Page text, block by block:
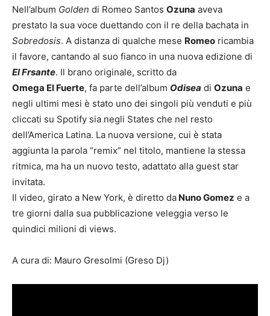
Nell’album Golden di Romeo Santos Ozuna aveva
prestato la sua voce duettando con il re della bachata in
Sobredosis. A distanza di qualche mese Romeo ricambia
il favore, cantando al suo fianco in una nuova edizione di
El Frsante. Il brano originale, scritto da
Omega El Fuerte, fa parte dell’album Odisea di Ozuna e
negli ultimi mesi è stato uno dei singoli più venduti e più
cliccati su Spotify sia negli States che nel resto
dell’America Latina. La nuova versione, cui è stata
aggiunta la parola “remix” nel titolo, mantiene la stessa
ritmica, ma ha un nuovo testo, adattato alla guest star
invitata.
Il video, girato a New York, è diretto da Nuno Gomez e a
tre giorni dalla sua pubblicazione veleggia verso le
quindici milioni di views.
A cura di: Mauro Gresolmi (Greso Dj)